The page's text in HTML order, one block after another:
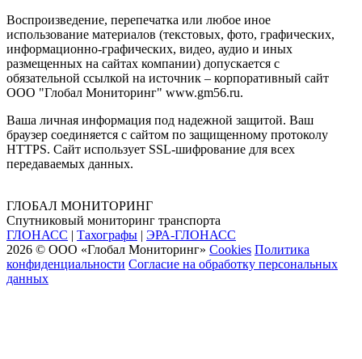
Воспроизведение, перепечатка или любое иное
использование материалов (текстовых, фото, графических,
информационно-графических, видео, аудио и иных
размещенных на сайтах компании) допускается с
обязательной ссылкой на источник – корпоративный сайт
ООО "Глобал Мониторинг" www.gm56.ru.
Ваша личная информация под надежной защитой. Ваш
браузер соединяется с сайтом по защищенному протоколу
HTTPS. Сайт использует SSL-шифрование для всех
передаваемых данных.
ГЛОБАЛ МОНИТОРИНГ
Спутниковый мониторинг транспорта
ГЛОНАСС | Тахографы | ЭРА-ГЛОНАСС
2026 © ООО «Глобал Мониторинг» Cookies Политика
конфиденциальности Согласие на обработку персональных
данных